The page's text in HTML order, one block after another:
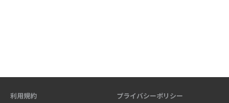
利用規約 プライバシーポリシー